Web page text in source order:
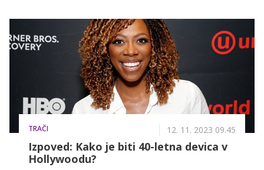
odvisnostjo od drog, ki jo je na koncu izgubil februarja
leta 2014 zaradi kombinirane zastrupitve z mamili.
Njegova partnerka O'Donnellova je po smrti
spregovorila o izgubi svojega življenjskega sopotnika
in očeta treh otrok.
TRAČI 12. 11. 2023 09.45
Izpoved: Kako je biti 40-letna devica v
Hollywoodu?